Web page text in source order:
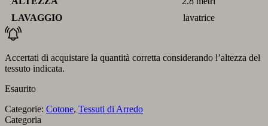
LAVAGGIO
lavatrice
Accertati di acquistare la quantità corretta considerando l’altezza del
tessuto indicata.
Esaurito
Categorie: Cotone, Tessuti di Arredo
Categoria